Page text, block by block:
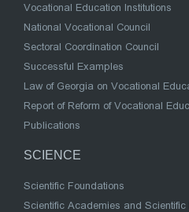
Vocational Education Institutions
National Vocational Council
Sectoral Coordination Council
Successful Examples
Law of Georgia on Vocational
Report of Reform of Vocational
Publications
SCIENCE
Scientific Foundations
Scientific Academies and Scientific